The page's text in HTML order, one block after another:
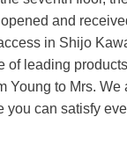
and
in Shijo
of leading
Young to Mrs.
you can satisfy